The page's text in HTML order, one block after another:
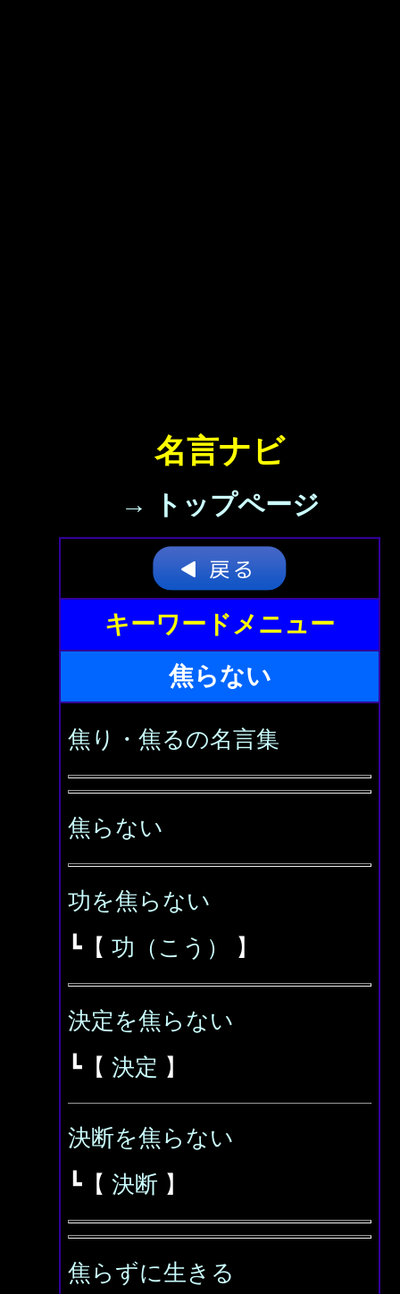
名言ナビ
→ トップページ
キーワードメニュー
焦らない
焦り・焦るの名言集
焦らない
功を焦らない
┗【 功（こう） 】
決定を焦らない
┗【 決定 】
決断を焦らない
┗【 決断 】
焦らずに生きる